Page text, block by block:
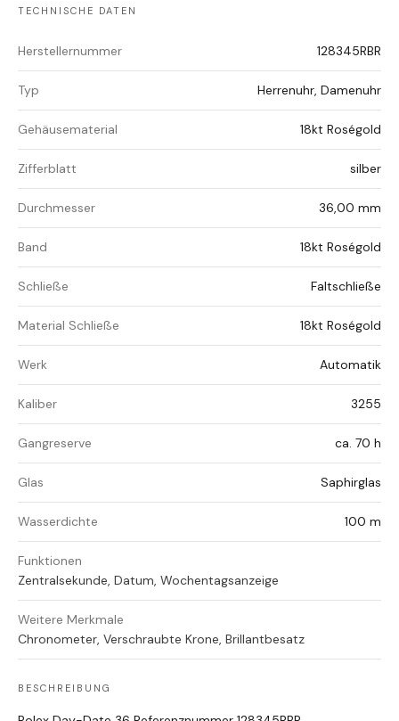
TECHNISCHE DATEN
Herstellernummer 128345RBR
Typ Herrenuhr, Damenuhr
Gehäusematerial 18kt Roségold
Zifferblatt silber
Durchmesser 36,00 mm
Band 18kt Roségold
Schließe Faltschließe
Material Schließe 18kt Roségold
Werk Automatik
Kaliber 3255
Gangreserve ca. 70 h
Glas Saphirglas
Wasserdichte 100 m
Funktionen
Zentralsekunde, Datum, Wochentagsanzeige
Weitere Merkmale
Chronometer, Verschraubte Krone, Brillantbesatz
BESCHREIBUNG